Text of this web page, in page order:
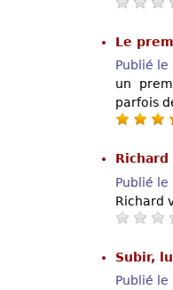
Le
Publié
un
parfois
Publié
Richard
Subir,
Publié